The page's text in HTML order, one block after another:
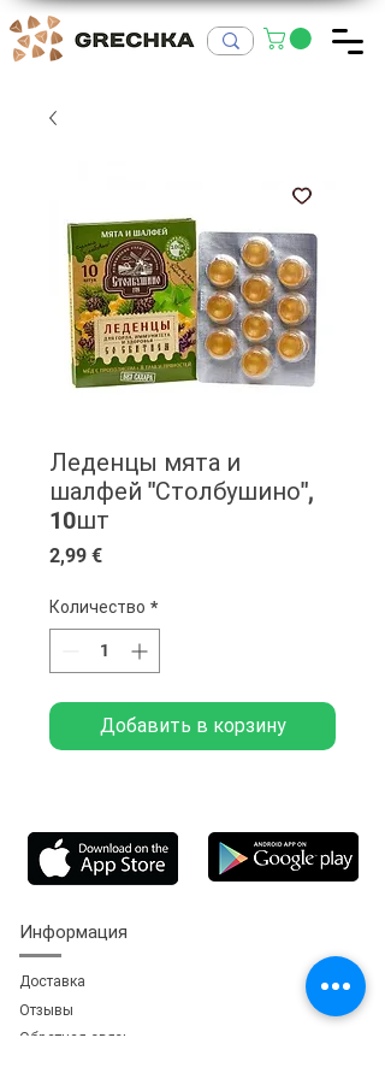
Леденцы мята и
шалфей "Столбушино",
10шт
2,99 €Цена
Количество *
Добавить в корзину
Информация
Доставка
Отзывы
Обратная связь